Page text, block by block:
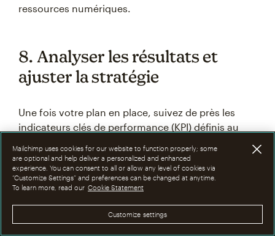
ressources numériques.
8. Analyser les résultats et
ajuster la stratégie
Une fois votre plan en place, suivez de près les
indicateurs clés de performance (KPI) définis au
croissance de l’audience, etc.
Analysez lesrapportset résultats obtenus à
intervalles réguliers (hebdomadaires, mensuels)
pour savoir ce qui fonctionne ou non. Ajustez vos
actions en conséquence pour optimiser en continu
Mailchimp uses cookies for our website to function properly; some
are optional and help deliver a personalized and enhanced
experience. You can consent to all or allow any level of cookies via
“Customize Settings” and preferences can be changed at anytime.
To learn more, read our Cookie Statement
Customize settings